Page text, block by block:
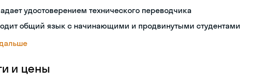
удостоверением технического переводчика
общий язык с начинающими и продвинутыми студентами
и цены